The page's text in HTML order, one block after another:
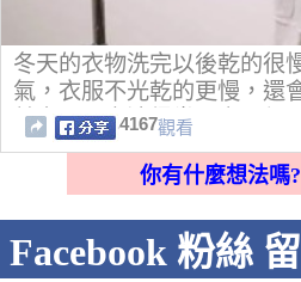
冬天的衣物洗完以後乾的很
氣，衣服不光乾的更慢，還
其實只要方法得當，衣服都
4167觀看
你有什麼想法嗎
Facebook 粉絲